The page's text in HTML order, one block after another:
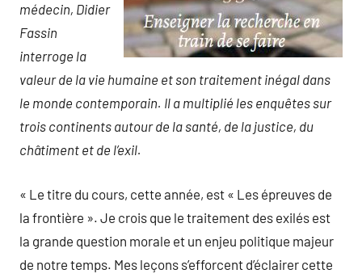
médecin, Didier
Fassin
interroge la
valeur de la vie humaine et son traitement inégal dans
le monde contemporain. Il a multiplié les enquêtes sur
trois continents autour de la santé, de la justice, du
châtiment et de l’exil.
« Le titre du cours, cette année, est « Les épreuves de
la frontière ». Je crois que le traitement des exilés est
la grande question morale et un enjeu politique majeur
de notre temps. Mes leçons s’efforcent d’éclairer cette